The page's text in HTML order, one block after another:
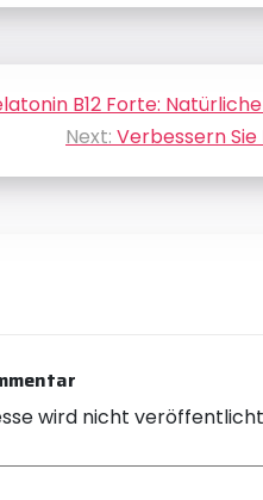
B12 Forte:
Next: Verbessern
wird nicht